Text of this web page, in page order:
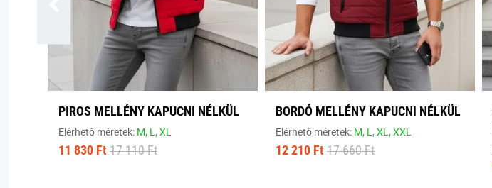
PIROS MELLÉNY KAPUCNI NÉLKÜL
Elérhető méretek: M, L,XL
11 830 Ft 17 110 Ft
BORDÓ MELLÉNY KAPUCNI NÉLKÜL
Elérhető méretek: M, L,XL,XXL
12 210 Ft 17 660 Ft